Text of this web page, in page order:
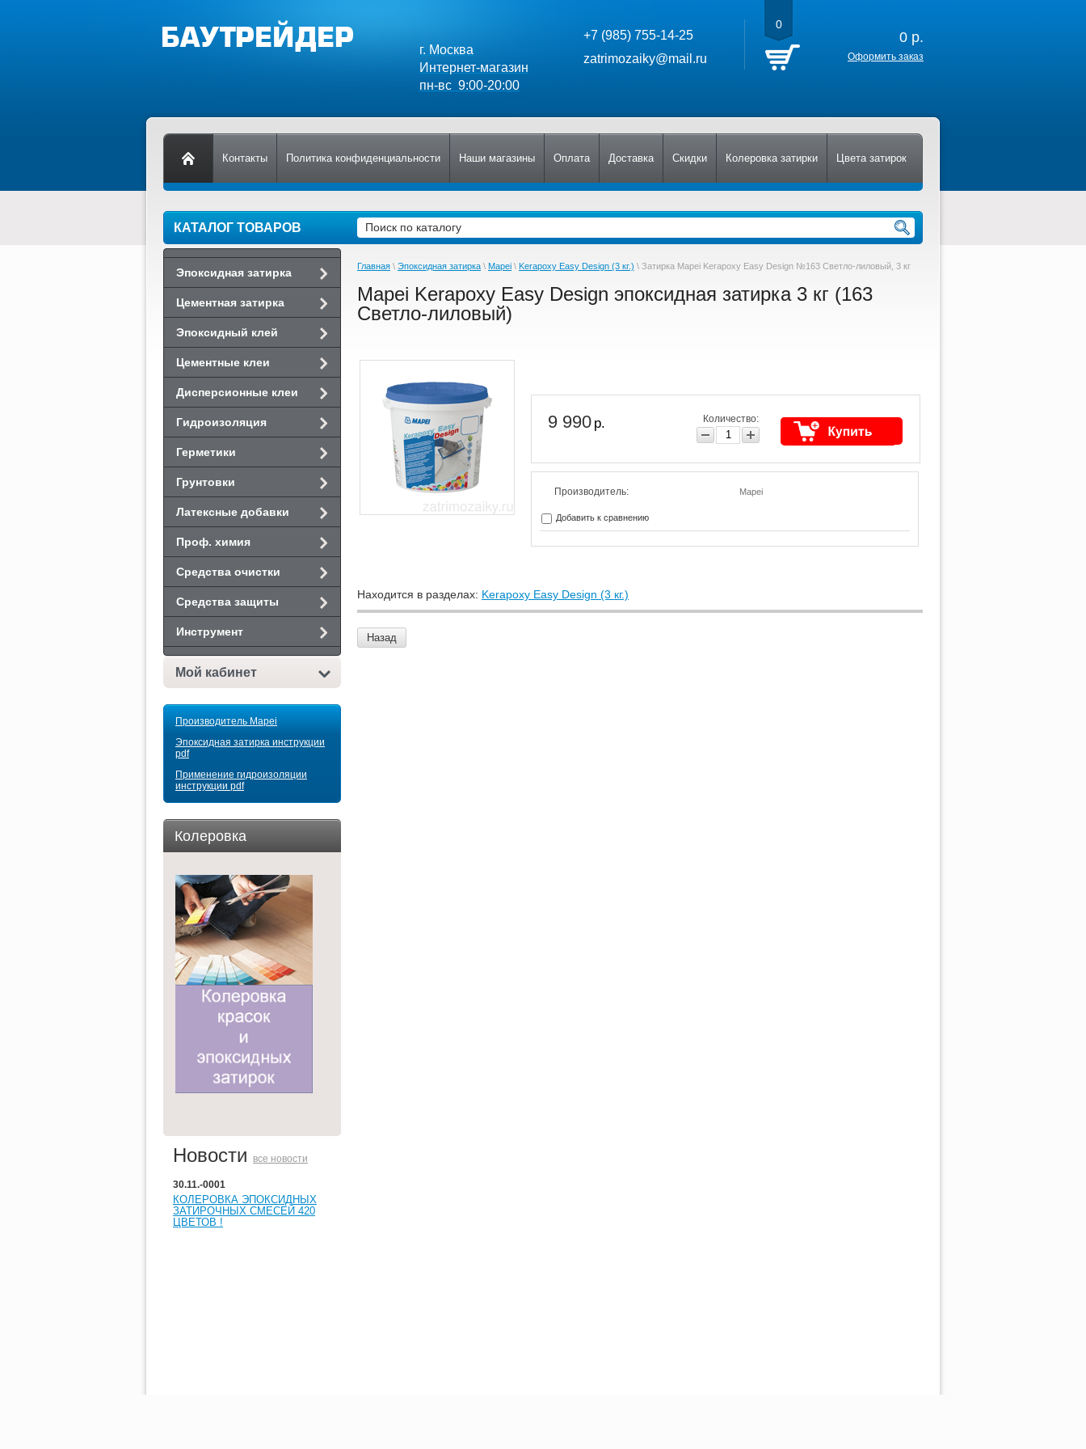
г. Москва
Интернет-магазин
пн-вс 9:00-20:00
+7 (985) 755-14-25
zatrimozaiky@mail.ru
0
0 р.
Оформить заказ
Контакты Политика конфиденциальности Наши магазины Оплата Доставка Скидки Колеровка затирки Цвета затирок
КАТАЛОГ ТОВАРОВ
Эпоксидная затирка
Цементная затирка
Эпоксидный клей
Цементные клеи
Дисперсионные клеи
Гидроизоляция
Герметики
Грунтовки
Латексные добавки
Проф. химия
Средства очистки
Средства защиты
Инструмент
Мой кабинет
Производитель Mapei
Эпоксидная затирка инструкции
pdf
Применение гидроизоляции
инструкции pdf
Колеровка
Новости все новости
30.11.-0001
КОЛЕРОВКА ЭПОКСИДНЫХ
ЗАТИРОЧНЫХ СМЕСЕЙ 420
ЦВЕТОВ !
Главная \ Эпоксидная затирка \ Mapei \ Kerapoxy Easy Design (3 кг.) \ Затирка Mapei Kerapoxy Easy Design №163 Светло-лиловый, 3 кг
Mapei Kerapoxy Easy Design эпоксидная затирка 3 кг (163
Светло-лиловый)
9 990 р. Количество:
Производитель: Mapei
Добавить к сравнению
Находится в разделах: Kerapoxy Easy Design (3 кг.)
Назад